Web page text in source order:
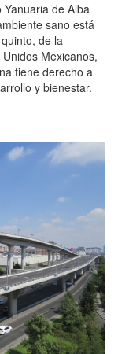
de Alba
sano está
de la
Mexicanos,
tiene derecho a
y bienestar.